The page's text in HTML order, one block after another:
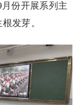
份开展系列主
发芽。